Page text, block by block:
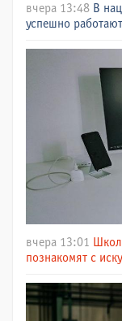
вчера 13:48 В
успешно
вчера 13:01
познакомят с